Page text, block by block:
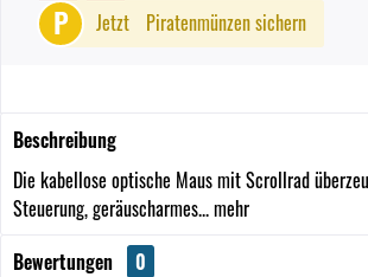
P Jetzt Piratenmünzen sichern
Beschreibung
Die kabellose optische Maus mit Scrollrad
Steuerung, geräuscharmes...mehr
Bewertungen
0